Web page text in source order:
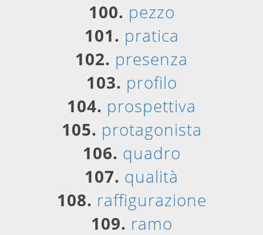
100. pezzo
101. pratica
102. presenza
103. profilo
104. prospettiva
105. protagonista
106. quadro
107. qualità
108. raffigurazione
109. ramo